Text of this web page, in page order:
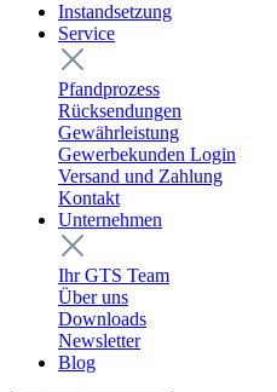
Instandsetzung
Service
Pfandprozess
Rücksendungen
Gewährleistung
Gewerbekunden Login
Versand und Zahlung
Kontakt
Unternehmen
Ihr GTS Team
Über uns
Downloads
Newsletter
Blog